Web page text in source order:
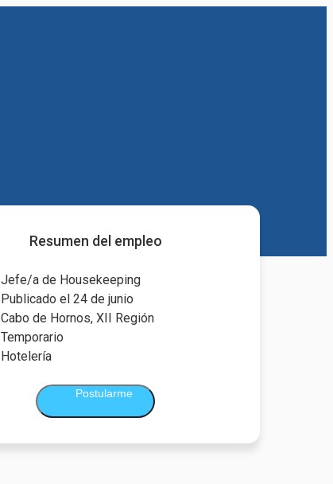
Resumen del empleo
Jefe/a de Housekeeping
Publicado el 24 de junio
Cabo de Hornos, XII Región
Temporario
Hotelería
Postularme